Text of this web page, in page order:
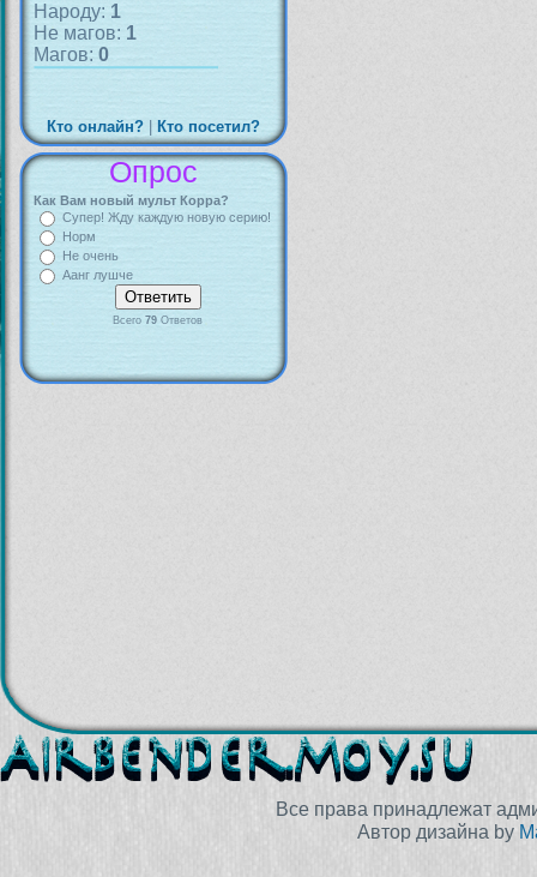
Народу: 1
Не магов: 1
Магов: 0
Кто онлайн? Кто посетил?
Опрос
Как Вам новый мульт Корра?
Супер! Жду каждую новую серию!
Норм
Не очень
Аанг лушче
Всего 79 Ответов
Все права принадлежат
Автор дизайна by